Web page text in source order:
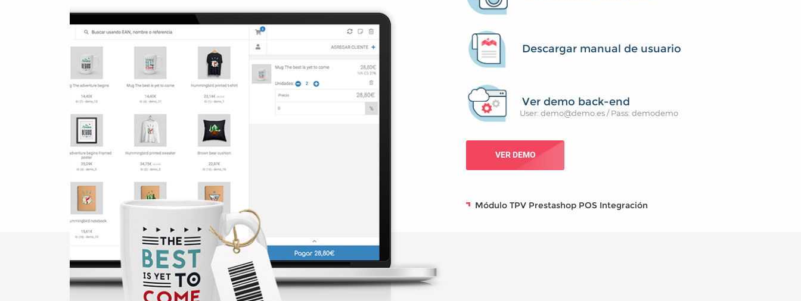
Descargar manual de usuario
Ver demo back-end
User: demo@demo.es / Pass: demodemo
VER DEMO
Módulo TPV Prestashop POS Integración